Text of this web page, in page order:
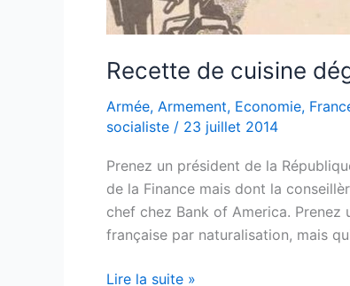
Recette de cuisine
Armée, Armement, Economie,
socialiste / 23 juillet 2014
Prenez un président de la
de la Finance mais dont la
chef chez Bank of America.
française par naturalisation, mais
Recette
Lire la suite »